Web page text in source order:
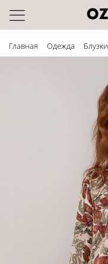
Главная Одежда Блузки